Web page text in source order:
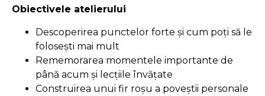
Obiectivele atelierului
Descoperirea punctelor forte și cum poți să le
folosești mai mult
Rememorarea momentele importante de
până acum și lecțiile învățate
Construirea unui fir roșu a poveștii personale